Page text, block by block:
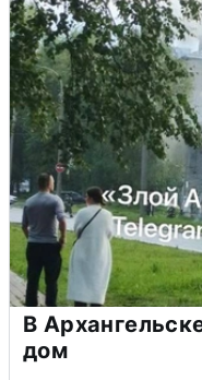
В
дом